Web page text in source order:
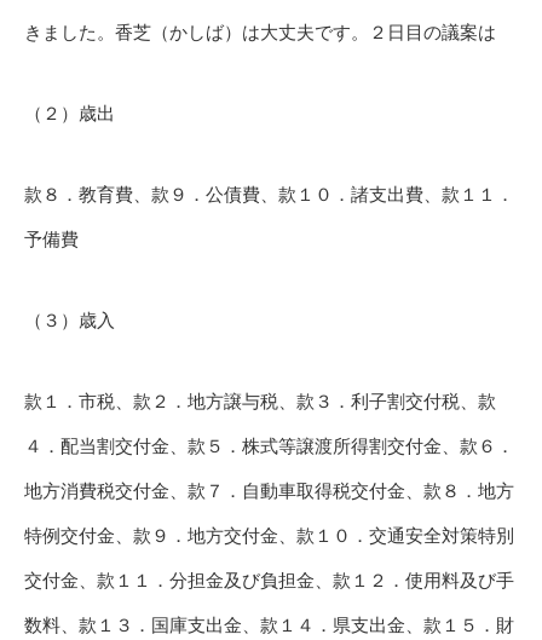
きました。香芝（かしば）は大丈夫です。２日目の議案は
（２）歳出
款８．教育費、款９．公債費、款１０．諸支出費、款１１．
予備費
（３）歳入
款１．市税、款２．地方譲与税、款３．利子割交付税、款
４．配当割交付金、款５．株式等譲渡所得割交付金、款６．
地方消費税交付金、款７．自動車取得税交付金、款８．地方
特例交付金、款９．地方交付金、款１０．交通安全対策特別
交付金、款１１．分担金及び負担金、款１２．使用料及び手
数料、款１３．国庫支出金、款１４．県支出金、款１５．財